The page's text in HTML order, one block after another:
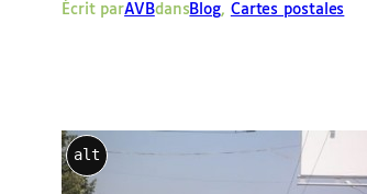
Écrit parAVBdans Blog, Cartes postales
alt